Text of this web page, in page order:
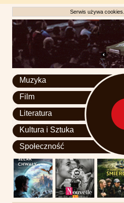
Serwis używa
Muzyka
Film
Literatura
Kultura i Sztuka
Społeczność